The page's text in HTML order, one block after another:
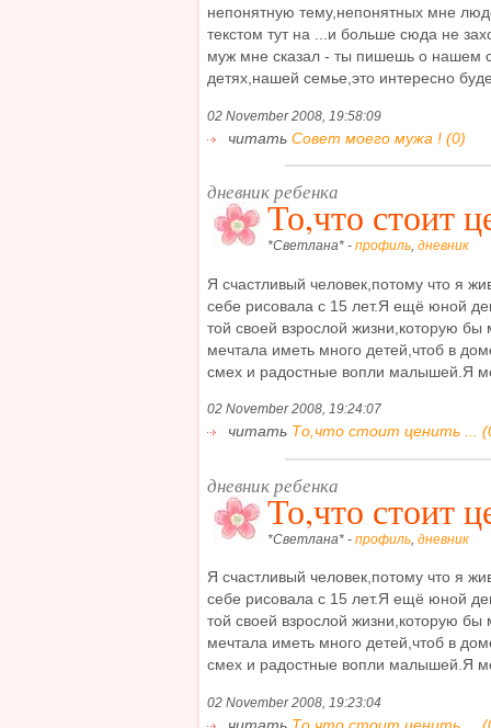
непонятную тему,непонятных мне
текстом тут на ...и больше сюда не
муж мне сказал - ты пишешь о нашем
детях,нашей семье,это интересно
02 November 2008, 19:58:09
читать Совет моего мужа ! (0)
дневник ребенка
То,что стоит
*Светлана* - профиль, дневник
Я счастливый человек,потому что я
себе рисовала с 15 лет.Я ещё юной
той своей взрослой жизни,которую бы
мечтала иметь много детей,чтоб в
смех и радостные вопли малышей.Я
02 November 2008, 19:24:07
читать То,что стоит ценить ...
дневник ребенка
То,что стоит
*Светлана* - профиль, дневник
Я счастливый человек,потому что я
себе рисовала с 15 лет.Я ещё юной
той своей взрослой жизни,которую бы
мечтала иметь много детей,чтоб в
смех и радостные вопли малышей.Я
02 November 2008, 19:23:04
читать То,что стоит ценить ...